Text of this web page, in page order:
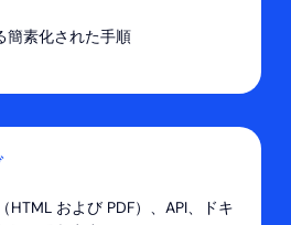
簡素化された手順
HTML および PDF）、API、ドキ